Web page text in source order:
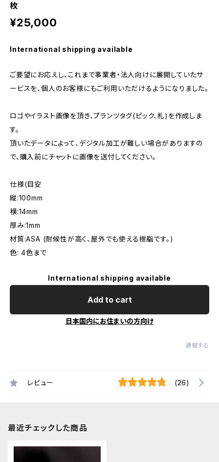
枚
¥25,000
International shipping available
ご要望にお応えし、これまで事業者・法人向けに展開していたサ
ービスを、個人のお客様にもご利用いただけるようになりました。
ロゴやイラスト画像を頂き、プランツタグ(ピック、札)を作成しま
す。
頂いたデータによって、デジタル加工が難しい場合がありますの
で、購入前にチャットに画像を送付してください。
仕様(目安
縦:100mm
横:14mm
厚み:1mm
材質:ASA (耐候性が高く、屋外でも使える樹脂です。)
色: 4色まで
International shipping available
Add to cart
日本国内にお住まいの方向け
通報する
レビュー (26)
最近チェックした商品